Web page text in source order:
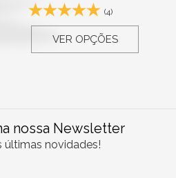
(4)
VER OPÇÕES
nossa Newsletter
últimas novidades!